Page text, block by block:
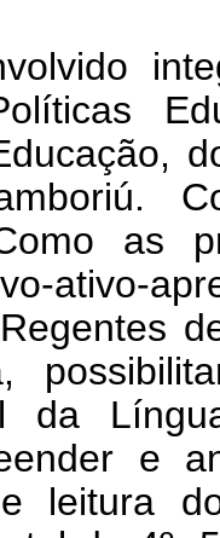
as
ativo-
da
e
leitura